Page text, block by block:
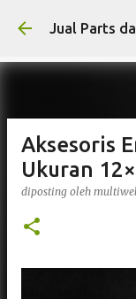
Jual Parts
Aksesoris
Ukuran
diposting oleh